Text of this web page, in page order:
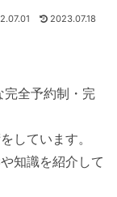
2023.07.18
完全予約制・完
しています。
知識を紹介して